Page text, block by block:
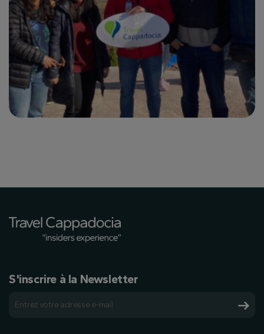
S'inscrire à la Newsletter